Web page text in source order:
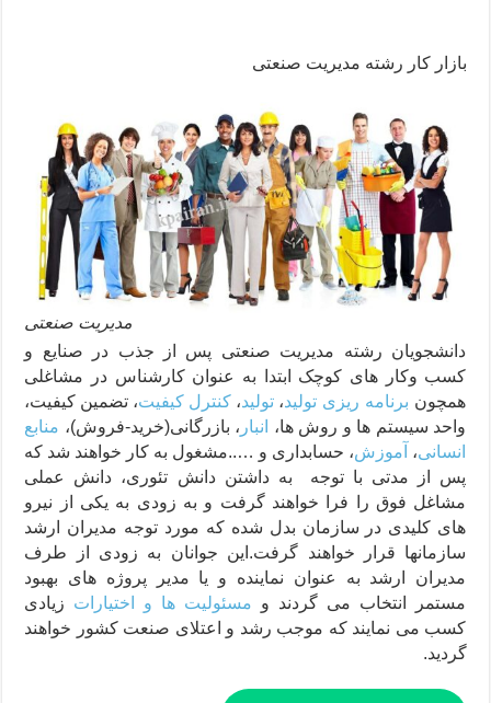
بازار کار رشته مدیریت صنعتی
مدیریت صنعتی
دانشجویان رشته مدیریت صنعتی پس از جذب در صنایع و
کسب وکار های کوچک ابتدا به عنوان کارشناس در مشاغلی
همچون برنامه ریزی تولید، تولید، کنترل کیفیت، تضمین کیفیت،
واحد سیستم ها و روش ها،
انبار ، بازرگانی(خرید-فروش)، منابع
انسانی، آموزش، حسابداری و …..مشغول به کار خواهند شد که
پس از مدتی با توجه به داشتن دانش تئوری، دانش عملی
مشاغل فوق را فرا خواهند گرفت و به زودی به یکی از نیرو
های کلیدی در سازمان بدل شده که مورد توجه مدیران ارشد
سازمانها قرار خواهند گرفت.این جوانان به زودی از طرف
مدیران ارشد به عنوان نماینده و یا مدیر پروژه های بهبود
مستمر انتخاب می گردند و مسئولیت ها و اختیارات زیادی
کسب می نمایند که موجب رشد و اعتلای صنعت کشور خواهند
گردید.